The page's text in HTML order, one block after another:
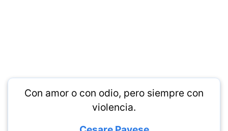
Con amor o con odio, pero siempre con
violencia.